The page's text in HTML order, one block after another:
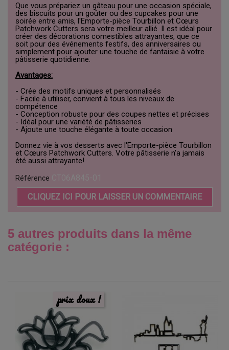
Que vous prépariez un gâteau pour une occasion spéciale,
des biscuits pour un goûter ou des cupcakes pour une
soirée entre amis, l'Emporte-pièce Tourbillon et Cœurs
Patchwork Cutters sera votre meilleur allié. Il est idéal pour
créer des décorations comestibles attrayantes, que ce
soit pour des événements festifs, des anniversaires ou
simplement pour ajouter une touche de fantaisie à votre
pâtisserie quotidienne.
Avantages:
- Crée des motifs uniques et personnalisés
- Facile à utiliser, convient à tous les niveaux de
compétence
- Conception robuste pour des coupes nettes et précises
- Idéal pour une variété de pâtisseries
- Ajoute une touche élégante à toute occasion
Donnez vie à vos desserts avec l'Emporte-pièce Tourbillon
et Cœurs Patchwork Cutters. Votre pâtisserie n'a jamais
été aussi attrayante!
Référence
CLIQUEZ ICI POUR LAISSER UN COMMENTAIRE
5 autres produits dans la même
catégorie :
prix doux !